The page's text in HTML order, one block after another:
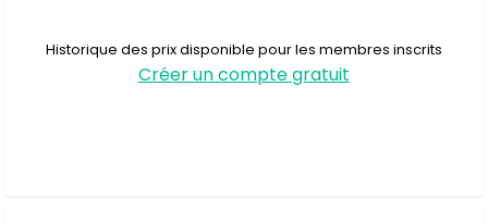
Historique des prix disponible pour les membres inscrits
Créer un compte gratuit